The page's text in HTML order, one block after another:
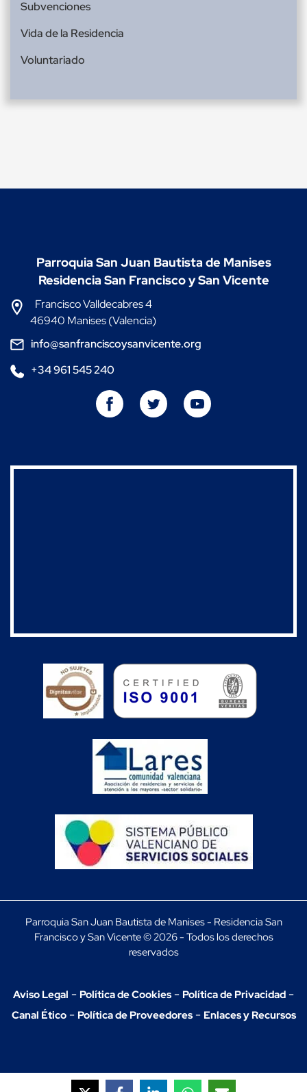
Subvenciones
Vida de la Residencia
Voluntariado
Parroquia San Juan Bautista de Manises
Residencia San Francisco y San Vicente
Francisco Valldecabres 4
46940 Manises (Valencia)
info@sanfranciscoysanvicente.org
+34 961 545 240
Parroquia San Juan Bautista de Manises - Residencia San
Francisco y San Vicente © 2026 - Todos los derechos
reservados
Aviso Legal - Política de Cookies- Política de Privacidad -
Canal Ético- Política de Proveedores- Enlaces y Recursos